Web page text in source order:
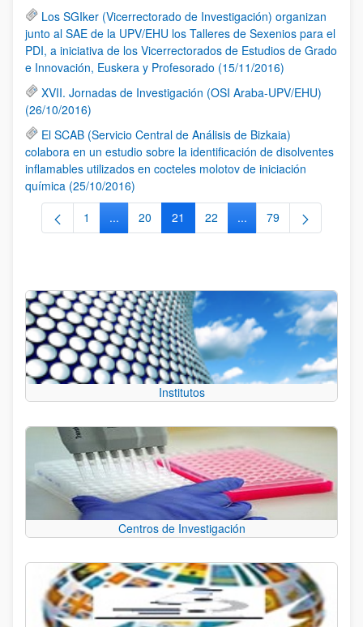
Los SGIker (Vicerrectorado de Investigación) organizan
junto al SAE de la UPV/EHU los Talleres de Sexenios para el
PDI, a iniciativa de los Vicerrectorados de Estudios de Grado
e Innovación, Euskera y Profesorado (15/11/2016)
XVII. Jornadas de Investigación (OSI Araba-UPV/EHU)
(26/10/2016)
El SCAB (Servicio Central de Análisis de Bizkaia)
colabora en un estudio sobre la identificación de disolventes
inflamables utilizados en cocteles molotov de iniciación
química (25/10/2016)
Página
1 ...Páginas intermedias Use TAB para desplazarse.
Página
20 Página
21 Página
22 ...Páginas intermedias
Página
79
Institutos
Centros de Investigación